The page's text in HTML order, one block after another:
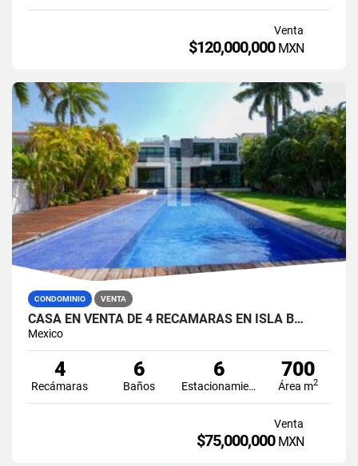
Venta
$120,000,000 MXN
CONDOMINIO VENTA
CASA EN VENTA DE 4 RECÁMARAS EN ISLA B…
Mexico
4
Recámaras
6
Baños
6
Estacionamiento
700
Área m2
Venta
$75,000,000 MXN